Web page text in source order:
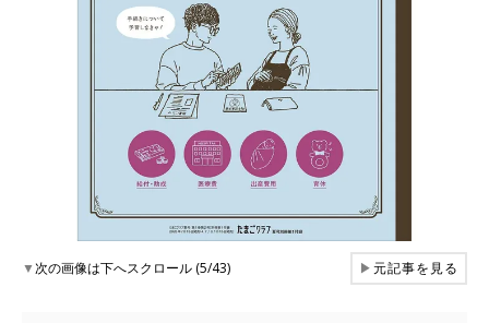
▼次の画像は下へスクロール (5/43) ▶元記事を見る